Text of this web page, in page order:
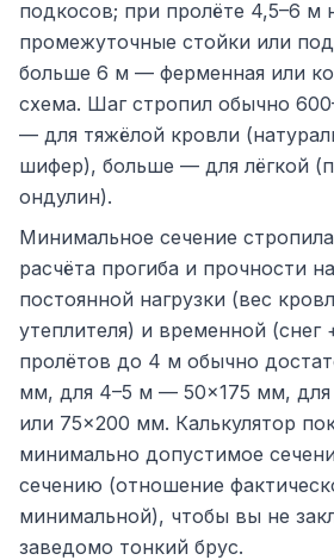
подкосов; при пролёте 4,5–6 м
промежуточные стойки или
больше 6 м — ферменная или
схема. Шаг стропил обычно
— для тяжёлой кровли
шифер), больше — для лёгкой
ондулин).
Минимальное сечение
расчёта прогиба и прочности
постоянной нагрузки (вес
утеплителя) и временной (снег
пролётов до 4 м обычно
мм, для 4–5 м — 50×175 мм,
или 75×200 мм. Калькулятор
минимально допустимое
сечению (отношение
минимальной), чтобы вы не
заведомо тонкий брус.